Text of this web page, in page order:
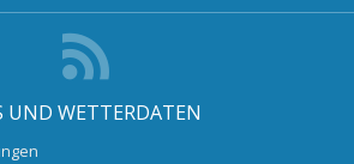
UND WETTERDATEN